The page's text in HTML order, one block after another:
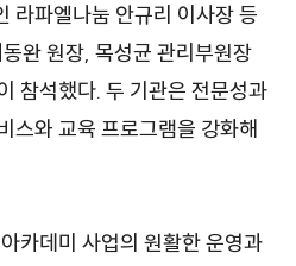
라파엘나눔 안규리 이사장 등
완 원장, 목성균 관리부원장
참석했다. 두 기관은 전문성과
스와 교육 프로그램을 강화해
카데미 사업의 원활한 운영과